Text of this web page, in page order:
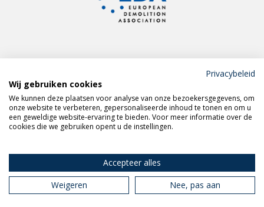
Meld je aan voor de
VERAS nieuwsbrief
Volg VERAS op
Privacy
Privacybeleid
Wij gebruiken cookies
We kunnen deze plaatsen voor analyse van onze bezoekersgegevens, om
onze website te verbeteren, gepersonaliseerde inhoud te tonen en om u
een geweldige website-ervaring te bieden. Voor meer informatie over de
cookies die we gebruiken opent u de instellingen.
Accepteer alles
Weigeren
Nee, pas aan